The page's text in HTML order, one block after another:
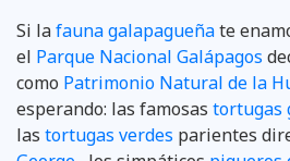
Si lafauna galapagueñate
el Parque Nacional Galápagos
como Patrimonio Natural de la
esperando: las famosas tortugas
las tortugas verdes parientes